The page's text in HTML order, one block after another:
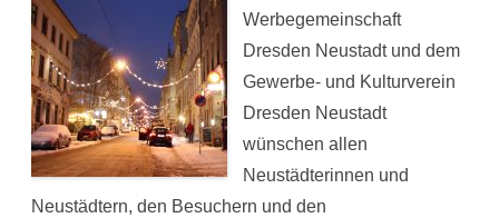
Werbegemeinschaft
Dresden Neustadt und dem
Gewerbe- und Kulturverein
Dresden Neustadt
wünschen allen
Neustädterinnen und
Neustädtern, den Besuchern und den